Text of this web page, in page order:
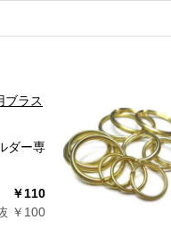
ブラス
ダー専
￥110
￥100